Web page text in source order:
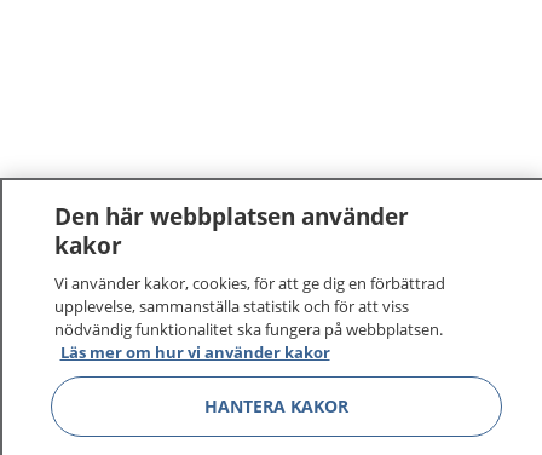
1177–tryggt om din hälsa och vård
På 1177.se får du råd om hälsa och information om
Den här webbplatsen använder
kakor
Vi använder kakor, cookies, för att ge dig en förbättrad
upplevelse, sammanställa statistik och för att viss
nödvändig funktionalitet ska fungera på webbplatsen.
Läs mer om hur vi använder kakor
HANTERA KAKOR